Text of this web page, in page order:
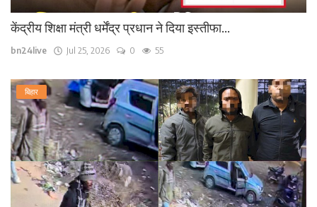
केंद्रीय शिक्षा मंत्री धर्मेंद्र प्रधान ने दिया इस्तीफा...
bn24live Jul 25, 2026 0 55
बिहार